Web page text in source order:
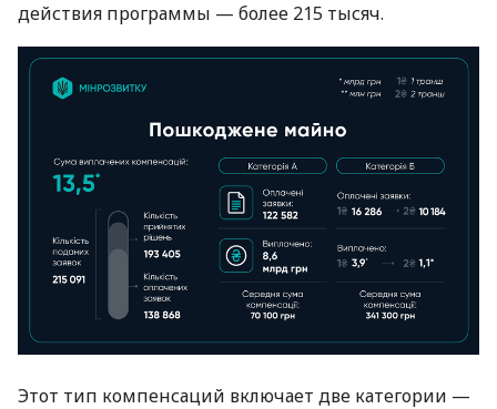
действия программы — более 215 тысяч.
Этот тип компенсаций включает две категории —